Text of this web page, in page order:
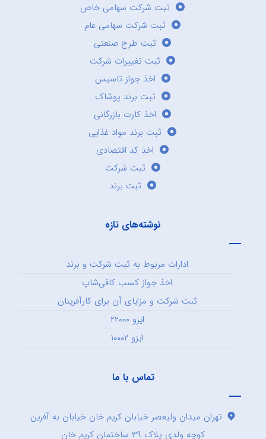
ثبت شرکت سهامی خاص
ثبت شرکت سهامی عام
ثبت طرح صنعتی
ثبت تغییرات شرکت
اخذ جواز تاسیس
ثبت برند پوشاک
اخذ کارت بازرگانی
ثبت برند مواد غذایی
اخذ کد اقتصادی
ثبت شرکت
ثبت برند
نوشته‌های تازه
ادارات مربوط به ثبت شرکت و برند
اخذ جواز کسب کافی‌شاپ
ثبت شرکت و مزایای آن برای کارآفرینان
ایزو ۲۲۰۰۰
ایزو ۱۰۰۰۲
تماس با ما
تهران میدان ولیعصر خیابان کریم خان خیابان به آفرین
کوچه ولدی پلاک ۳۹ ساختمان کریم خان